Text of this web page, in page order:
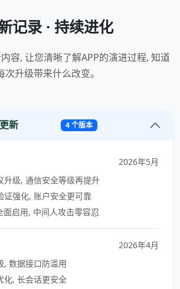
记录 · 持续进化
容, 让您清晰了解APP的演进过程, 知道
次升级带来什么改变。
新 4 个版本
2026年5月
升级, 通信安全等级再提升
证强化, 账户安全更可靠
启用, 中间人攻击零容忍
2026年4月
, 数据接口防滥用
化, 长会话更安全